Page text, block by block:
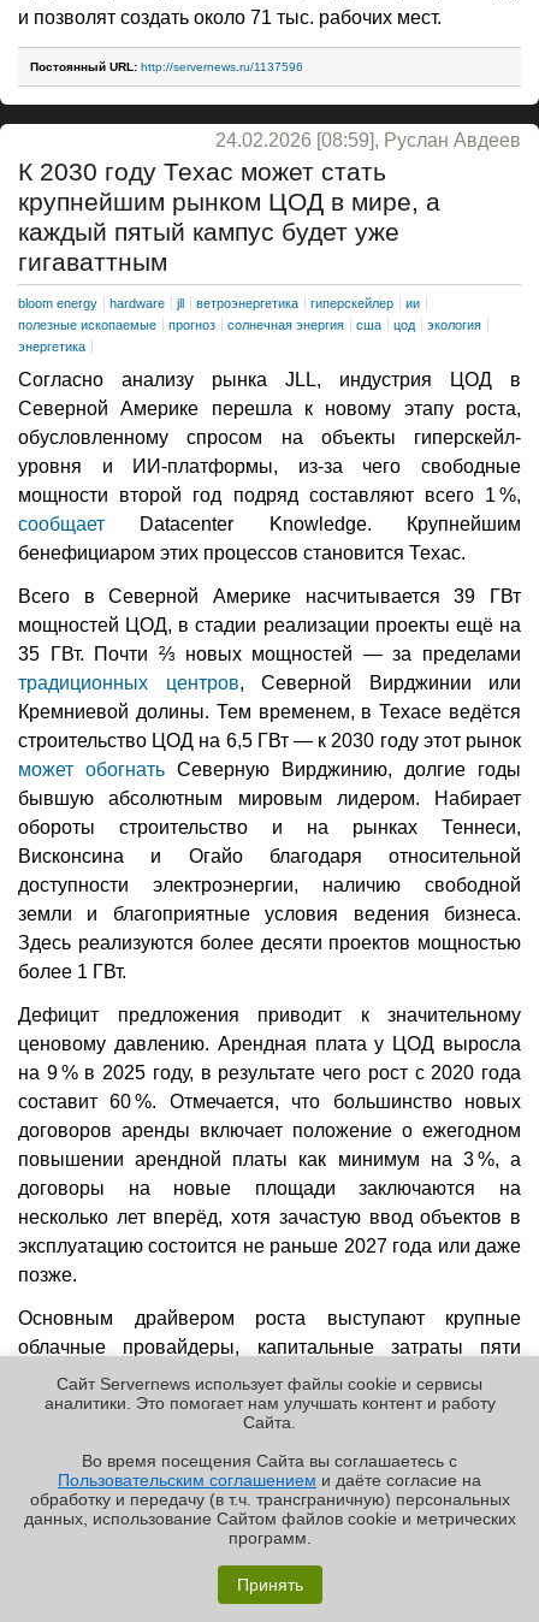
«Графиня»: как Grafana, только лучше?
✖
и позволят создать около 71 тыс. рабочих мест.
Постоянный URL: http://servernews.ru/1137596
24.02.2026 [08:59], Руслан Авдеев
К 2030 году Техас может стать
крупнейшим рынком ЦОД в мире, а
каждый пятый кампус будет уже
гигаваттным
bloom energy hardware jll ветроэнергетика гиперскейлер
ии
полезные ископаемые
прогноз солнечная энергия сша цод
экология
энергетика
Согласно анализу рынка JLL, индустрия ЦОД в
Северной Америке перешла к новому этапу роста,
обусловленному спросом на объекты гиперскейл-
уровня и ИИ-платформы, из-за чего свободные
мощности второй год подряд составляют всего 1 %,
сообщает Datacenter Knowledge. Крупнейшим
бенефициаром этих процессов становится Техас.
Всего в Северной Америке насчитывается 39 ГВт
мощностей ЦОД, в стадии реализации проекты ещё на
35 ГВт. Почти ⅔ новых мощностей — за пределами
традиционных центров, Северной Вирджинии или
Кремниевой долины. Тем временем, в Техасе ведётся
строительство ЦОД на 6,5 ГВт — к 2030 году этот рынок
может обогнать Северную Вирджинию, долгие годы
бывшую абсолютным мировым лидером. Набирает
обороты строительство и на рынках Теннеси,
Висконсина и Огайо благодаря относительной
доступности электроэнергии, наличию свободной
земли и благоприятные условия ведения бизнеса.
Здесь реализуются более десяти проектов мощностью
более 1 ГВт.
Дефицит предложения приводит к значительному
ценовому давлению. Арендная плата у ЦОД выросла
на 9 % в 2025 году, в результате чего рост с 2020 года
составит 60 %. Отмечается, что большинство новых
договоров аренды включает положение о ежегодном
повышении арендной платы как минимум на 3 %, а
договоры на новые площади заключаются на
несколько лет вперёд, хотя зачастую ввод объектов в
эксплуатацию состоится не раньше 2027 года или даже
позже.
Основным драйвером роста выступают крупные
облачные провайдеры, капитальные затраты пяти
облачных гиперскейлеров составят
$710 млрд
новости к новости цифра растёт и растёт. — Прим.
) только в 2026 году. Этого хватит на 35 ГВт
глобальных мощностей. ИИ-компании вроде OpenAI и
Anthropic анонсировали строительство ещё 10 ГВт
мощностей, а неооблачные провайдеры арендовали
Сайт Servernews использует файлы cookie и сервисы
аналитики. Это помогает нам улучшать контент и работу
Cайта.
Во время посещения Cайта вы соглашаетесь с
Пользовательским соглашением и даёте согласие на
обработку и передачу (в т.ч. трансграничную) персональных
данных, использование Cайтом файлов cookie и метрических
программ.
Принять